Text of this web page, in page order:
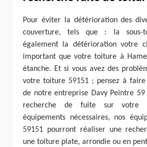
Pour éviter la détérioration des
couverture, tels que : la sous-
également la détérioration votre
important que votre toiture à
étanche. Et si vous avez des
votre toiture 59151 ; pensez à
de notre entreprise Davy Peintre
recherche de fuite sur votre
équipements nécessaires, nos
59151 pourront réaliser une
une toiture plate, arrondie ou en